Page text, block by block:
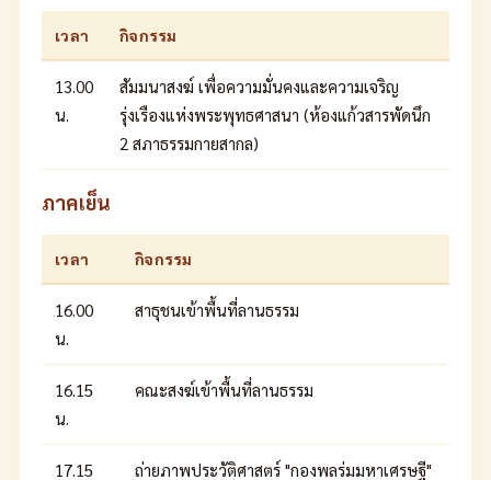
เวลา กิจกรรม
13.00
น.
สัมมนาสงฆ์ เพื่อความมั่นคงและความเจริญ
รุ่งเรืองแห่งพระพุทธศาสนา (ห้องแก้วสารพัดนึก
2 สภาธรรมกายสากล)
ภาคเย็น
เวลา กิจกรรม
16.00
น.
สาธุชนเข้าพื้นที่ลานธรรม
16.15
น.
คณะสงฆ์เข้าพื้นที่ลานธรรม
17.15
ถ่ายภาพประวัติศาสตร์ "กองพลร่มมหาเศรษฐี"